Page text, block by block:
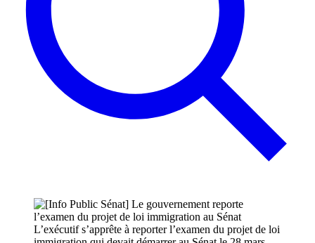
L’exécutif s’apprête à reporter l’examen du projet de loi